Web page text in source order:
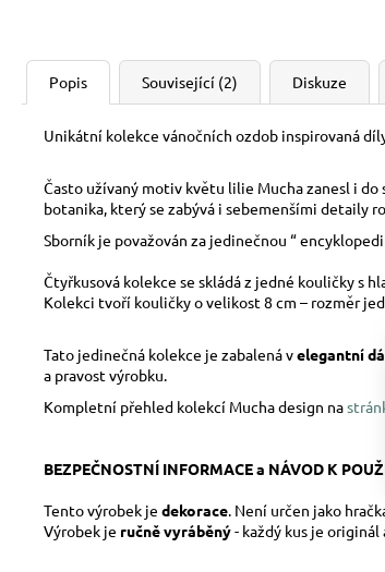
Popis Související (2) Diskuze
Unikátní kolekce vánočních ozdob inspirovaná
Často užívaný motiv květu lilie Mucha zanesl i
botanika, který se zabývá i sebemenšími detaily
Sborník je považován za jedinečnou “
Čtyřkusová kolekce se skládá z jedné kouličky s
Kolekci tvoří kouličky o velikost 8 cm – rozměr
Tato jedinečná kolekce je zabalená velegantní
a pravost výrobku.
Kompletní přehled kolekcí Mucha design na
BEZPEČNOSTNÍ INFORMACE a NÁVOD K
Tento výrobek je dekorace. Není určen jako
Výrobek je ručně vyráběný- každý kus je